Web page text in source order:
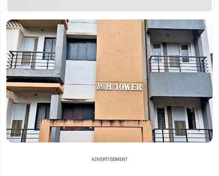
ADVERTISEMENT